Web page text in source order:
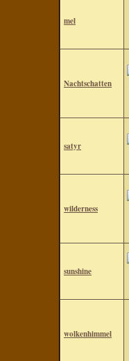
mel
Nachtschatten
satyr
wilderness
sunshine
wolkenhimmel